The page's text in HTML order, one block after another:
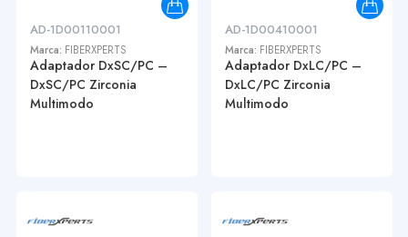
AD-1D00110001
Marca: FIBERXPERTS
Adaptador DxSC/PC –
DxSC/PC Zirconia
Multimodo
AD-1D00410001
Marca: FIBERXPERTS
Adaptador DxLC/PC –
DxLC/PC Zirconia
Multimodo